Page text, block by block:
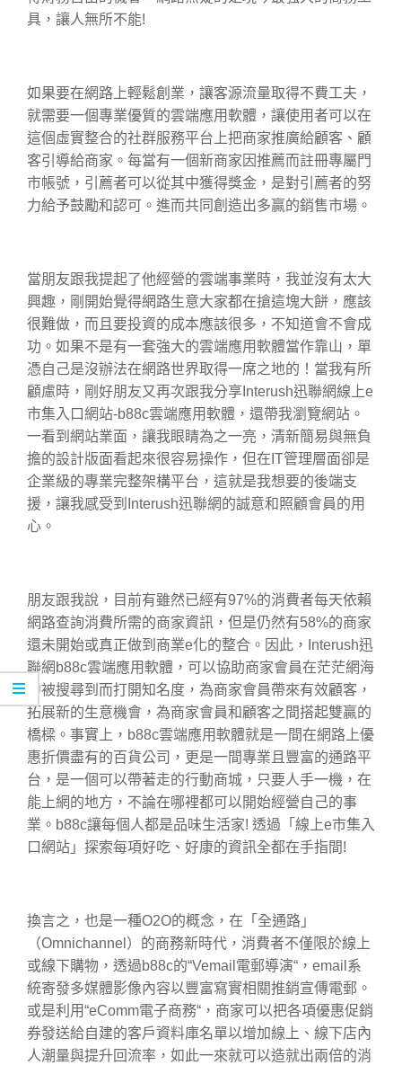
具，讓人無所不能!
如果要在網路上輕鬆創業，讓客源流量取得不費工夫，
就需要一個專業優質的雲端應用軟體，讓使用者可以在
這個虛實整合的社群服務平台上把商家推廣給顧客、顧
客引導給商家。每當有一個新商家因推薦而註冊專屬門
市帳號，引薦者可以從其中獲得獎金，是對引薦者的努
力給予鼓勵和認可。進而共同創造出多贏的銷售市場。
當朋友跟我提起了他經營的雲端事業時，我並沒有太大
興趣，剛開始覺得網路生意大家都在搶這塊大餅，應該
很難做，而且要投資的成本應該很多，不知道會不會成
功。如果不是有一套強大的雲端應用軟體當作靠山，單
憑自己是沒辦法在網路世界取得一席之地的！當我有所
顧慮時，剛好朋友又再次跟我分享Interush迅聯網線上e
市集入口網站-b88c雲端應用軟體，還帶我瀏覽網站。
一看到網站業面，讓我眼睛為之一亮，清新簡易與無負
擔的設計版面看起來很容易操作，但在IT管理層面卻是
企業級的專業完整架構平台，這就是我想要的後端支
援，讓我感受到Interush迅聯網的誠意和照顧會員的用
心。
朋友跟我說，目前有雖然已經有97%的消費者每天依賴
網路查詢消費所需的商家資訊，但是仍然有58%的商家
還未開始或真正做到商業e化的整合。因此，Interush迅
聯網b88c雲端應用軟體，可以協助商家會員在茫茫網海
中被搜尋到而打開知名度，為商家會員帶來有效顧客，
拓展新的生意機會，為商家會員和顧客之間搭起雙贏的
橋樑。事實上，b88c雲端應用軟體就是一間在網路上優
惠折價盡有的百貨公司，更是一間專業且豐富的通路平
台，是一個可以帶著走的行動商城，只要人手一機，在
能上網的地方，不論在哪裡都可以開始經營自己的事
業。b88c讓每個人都是品味生活家! 透過「線上e市集入
口網站」探索每項好吃、好康的資訊全都在手指間!
換言之，也是一種O2O的概念，在「全通路」
（Omnichannel）的商務新時代，消費者不僅限於線上
或線下購物，透過b88c的“Vemail電郵導演“，email系
統寄發多媒體影像內容以豐富寫實相關推銷宣傳電郵。
或是利用“eComm電子商務“，商家可以把各項優惠促銷
券發送給自建的客戶資料庫名單以增加線上、線下店內
人潮量與提升回流率，如此一來就可以造就出兩倍的消